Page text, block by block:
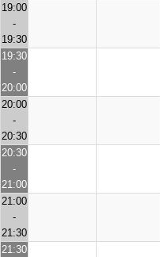
19:00
-
19:30
19:30
-
20:00
20:00
-
20:30
20:30
-
21:00
21:00
-
21:30
21:30